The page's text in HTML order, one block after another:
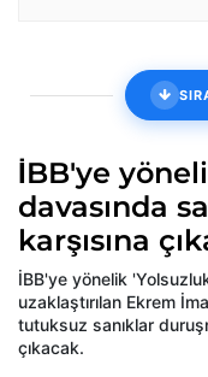
İBB'ye
davasında
karşısına
İBB'ye yönelik
uzaklaştırılan Ekrem
tutuksuz sanıklar
çıkacak.